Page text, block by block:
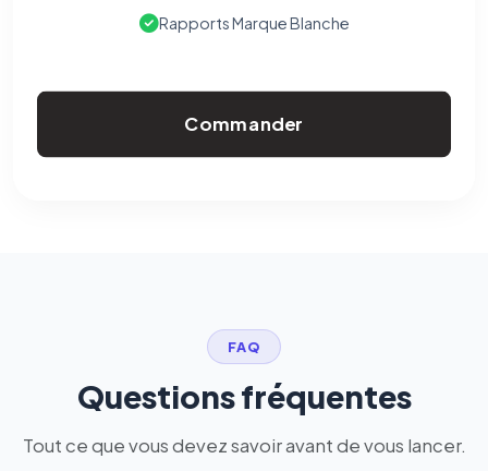
Rapports Marque Blanche
Commander
FAQ
Questions fréquentes
Tout ce que vous devez savoir avant de vous lancer.